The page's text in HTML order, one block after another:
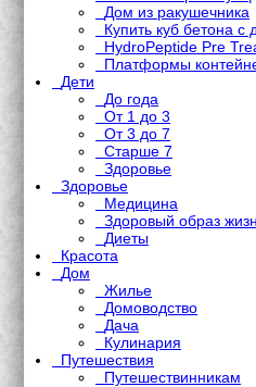
Дом из ракушечника
Купить куб бетона с
HydroPeptide Pre
Платформы
Дети
До года
От 1 до 3
От 3 до 7
Старше 7
Здоровье
Здоровье
Медицина
Здоровый образ
Диеты
Красота
Дом
Жилье
Домоводство
Дача
Кулинария
Путешествия
Путешествинникам